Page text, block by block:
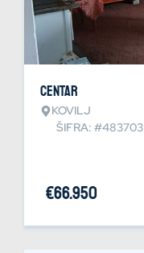
Centar
KOVILJ
ŠIFRA: #483703
€66.950